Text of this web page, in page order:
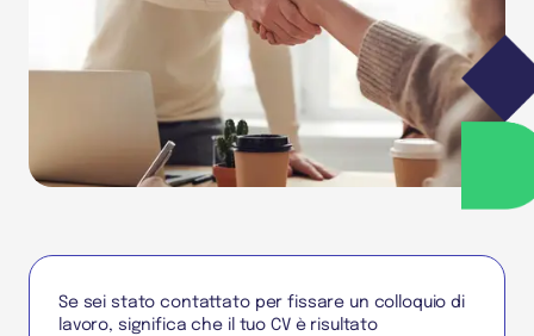
Se sei stato contattato per fissare un colloquio di
lavoro, significa che il tuo CV è risultato